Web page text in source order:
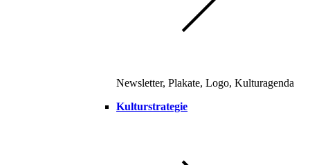
Newsletter, Plakate, Logo, Kulturagenda
Kulturstrategie